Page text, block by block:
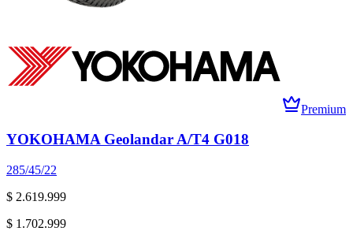
Premium
YOKOHAMA Geolandar A/T4 G018
285/45/22
$ 2.619.999
$ 1.702.999